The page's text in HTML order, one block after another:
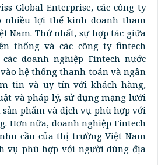
Global Enterprise, các công ty
nhiều lợi thế kinh doanh tham
Nam. Thứ nhất, sự hợp tác giữa
thống và các công ty fintech
doanh nghiệp Fintech nước
hệ thống thanh toán và ngân
tin và uy tín với khách hàng,
và pháp lý, sử dụng mạng lưới
phẩm và dịch vụ phù hợp với
Hơn nữa, doanh nghiệp Fintech
cầu của thị trường Việt Nam
vụ phù hợp với người dùng địa